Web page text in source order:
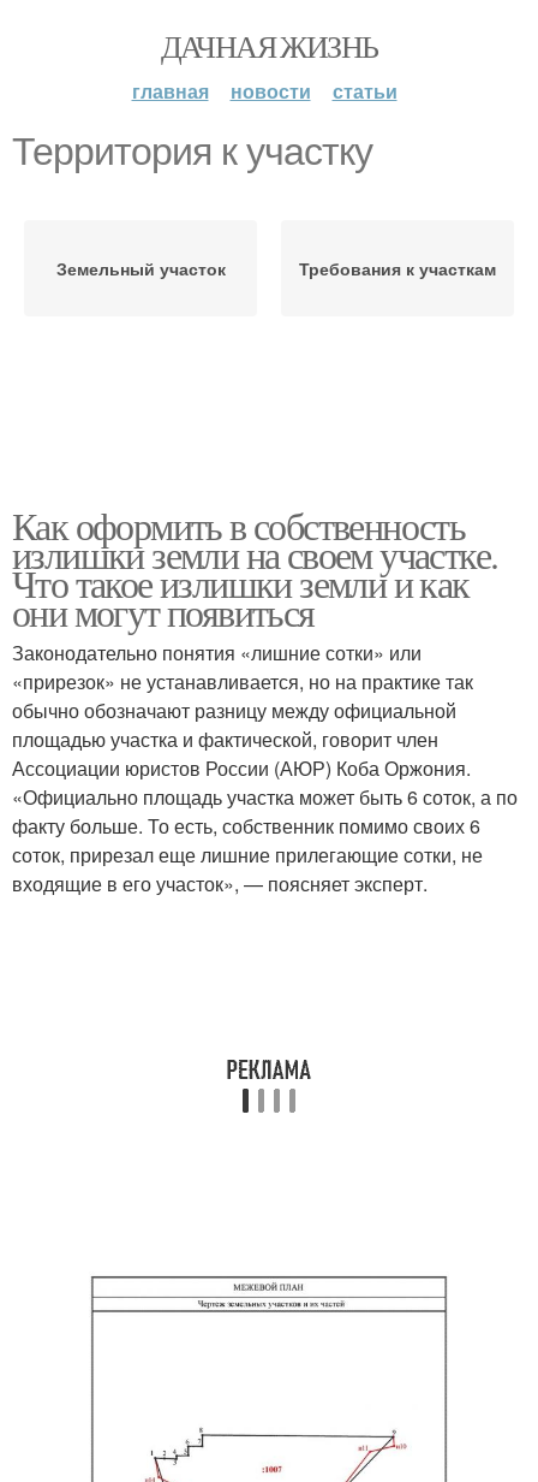
ДАЧНАЯ ЖИЗНЬ
главная новости статьи
Территория к участку
Земельный участок Требования к участкам
Как оформить в собственность
излишки земли на своем участке.
Что такое излишки земли и как
они могут появиться
Законодательно понятия «лишние сотки» или
«прирезок» не устанавливается, но на практике так
обычно обозначают разницу между официальной
площадью участка и фактической, говорит член
Ассоциации юристов России (АЮР) Коба Оржония.
«Официально площадь участка может быть 6 соток, а по
факту больше. То есть, собственник помимо своих 6
соток, прирезал еще лишние прилегающие сотки, не
входящие в его участок», — поясняет эксперт.